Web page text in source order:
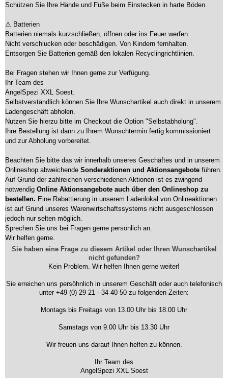
Schützen Sie Ihre Hände und Füße beim Einstecken in harte Böden.
⚠ Batterien
Batterien niemals kurzschließen, öffnen oder ins Feuer werfen.
Nicht verschlucken oder beschädigen. Von Kindern fernhalten.
Entsorgen Sie Batterien gemäß den lokalen Recyclingrichtlinien.
Bei Fragen stehen wir Ihnen gerne zur Verfügung.
Ihr Team des
AngelSpezi XXL Soest.
Selbstverständlich können Sie Ihre Wunschartikel auch direkt in unserem
Ladengeschäft abholen.
Nutzen Sie hierzu bitte im Checkout die Option "Selbstabholung".
Ihre Bestellung ist dann zu Ihrem Wunschtermin fertig kommissioniert
und zur Abholung vorbereitet.
Beachten Sie bitte das wir innerhalb unseres Geschäftes und in unserem
Onlineshop abweichende Sonderaktionen und Aktionsangebote führen.
Auf Grund der zahlreichen verschiedenen Aktionen ist es zwingend
notwendig Online Aktionsangebote auch über den Onlineshop zu
bestellen. Eine Rabattierung in unserem Ladenlokal von Onlineaktionen
ist auf Grund unseres Warenwirtschaftssystems nicht ausgeschlossen
jedoch nur selten möglich.
Sprechen Sie uns bei Fragen gerne persönlich an.
Wir helfen gerne.
Sie haben eine Frage zu diesem Artikel oder Ihren Wunschartikel
nicht gefunden?
Kein Problem. Wir helfen Ihnen gerne weiter!
Sie erreichen uns persöhnlich in unserem Geschäft oder auch telefonisch
unter +49 (0) 29 21 - 34 40 50 zu folgenden Zeiten:
Montags bis Freitags von 13.00 Uhr bis 18.00 Uhr
Samstags von 9.00 Uhr bis 13.30 Uhr
Wir freuen uns darauf Ihnen helfen zu können.
Ihr Team des
AngelSpezi XXL Soest